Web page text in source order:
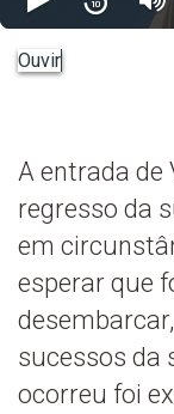
Ouvir
A entrada de
regresso da
em
esperar que
sucessos da
ocorreu foi